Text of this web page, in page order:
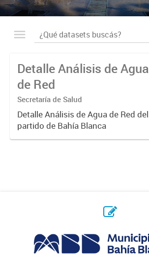
Detalle Análisis de Agua
de Red
Secretaría de Salud
Detalle Análisis de Agua de Red del
partido de Bahía Blanca